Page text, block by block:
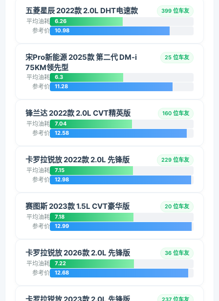
五菱星辰 2022款 2.0L DHT电速款 399 位车友
平均油耗 6.26
参考价 10.98
宋Pro新能源 2025款 第二代 DM-i
75KM领先型
25 位车友
平均油耗 6.3
参考价 11.28
锋兰达 2022款 2.0L CVT精英版 160 位车友
平均油耗 7.04
参考价 12.58
卡罗拉锐放 2022款 2.0L 先锋版 229 位车友
平均油耗 7.15
参考价 12.98
赛图斯 2023款 1.5L CVT豪华版 20 位车友
平均油耗 7.18
参考价 12.99
卡罗拉锐放 2026款 2.0L 先锋版 36 位车友
平均油耗 7.22
参考价 12.68
237 位车友